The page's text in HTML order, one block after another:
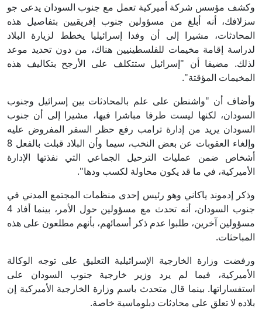
وكشف مؤسس شركة أميركية تعمل مع جنوب السودان يدعى جو
سزلافك، أنه أبلغ من مسؤولين جنوب إفريقيين بتفاصيل هذه
المحادثات، مشيرا إلى أن وفدا إسرائيليا يخطط لزيارة البلاد
لدراسة إقامة مخيمات للفلسطينيين هناك، من دون تحديد موعد
لذلك. مضيفا أن "إسرائيل ستتكلف على الأرجح بتكاليف هذه
المخيمات المؤقتة".
وأضاف أن "واشنطن على علم بالمحادثات بين إسرائيل وجنوب
السودان، لكنها ليست طرفا مباشرا فيها، مشيرا إلى أن جنوب
السودان يريد من إدارة ترامب رفع حظر السفر المفروض عليه
وإلغاء العقوبات عن بعض النخب، سيما وأن البلاد قبلت بالفعل 8
أشخاص ضمن عمليات الترحيل الجماعي التي نفذتها الإدارة
الأميركية، في ما قد يكون محاولة لكسب ودها".
وذكر إدموند ياكاني وهو رئيس إحدى منظمات المجتمع المدني في
جنوب السودان، أنه تحدث مع مسؤولين حول الأمر، بينما أفاد 4
مسؤولين آخرين، طلبوا عدم ذكر أسمائهم، بأنهم مطلعون على هذه
المباحثات.
ورفضت وزارة الخارجية الإسرائيلية التعليق على توجه الوكالة
الأميركية، فيما لم يرد وزير خارجية جنوب السودان على
استفساراتها. بينما قال متحدث باسم وزارة الخارجية الأميركية إن
بلاده لا تعلق على محادثات دبلوماسية خاصة.